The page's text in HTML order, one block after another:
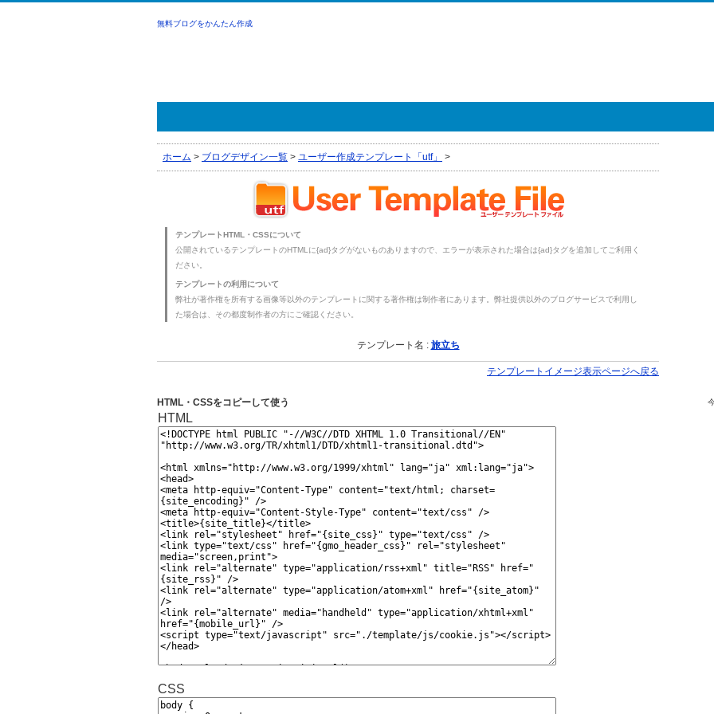
無料ブログをかんたん作成
ホーム > ブログデザイン一覧 > ユーザー作成テンプレート「utf」 >
テンプレートHTML・CSSについて
公開されているテンプレートのHTMLに{ad}タグがないものありますので、エラーが表示された場合は{ad}タグを追加してご利用く
ださい。
テンプレートの利用について
弊社が著作権を所有する画像等以外のテンプレートに関する著作権は制作者にあります。弊社提供以外のブログサービスで利用し
た場合は、その都度制作者の方にご確認ください。
テンプレート名 : 旅立ち
テンプレートイメージ表示ページへ戻る
HTML・CSSをコピーして使う
HTML
CSS